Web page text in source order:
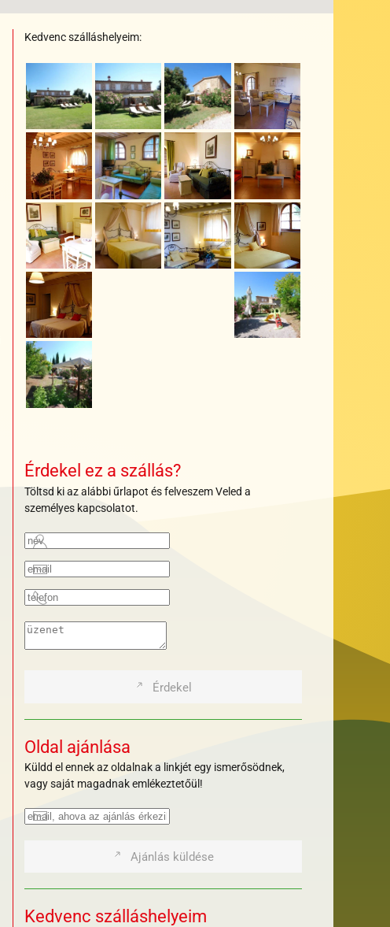
Kedvenc szálláshelyeim:
+ + + +
+ + + +
+ + + +
+ +
+
Érdekel ez a szállás?
Töltsd ki az alábbi űrlapot és felveszem Veled a
személyes kapcsolatot.
Érdekel
Oldal ajánlása
Küldd el ennek az oldalnak a linkjét egy ismerősödnek,
vagy saját magadnak emlékeztetőül!
Ajánlás küldése
Kedvenc szálláshelyeim